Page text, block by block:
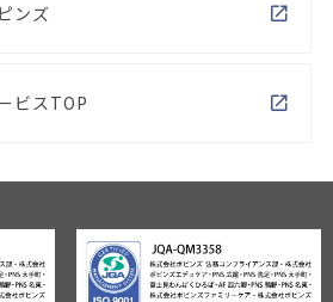
ンズ
ビスTOP